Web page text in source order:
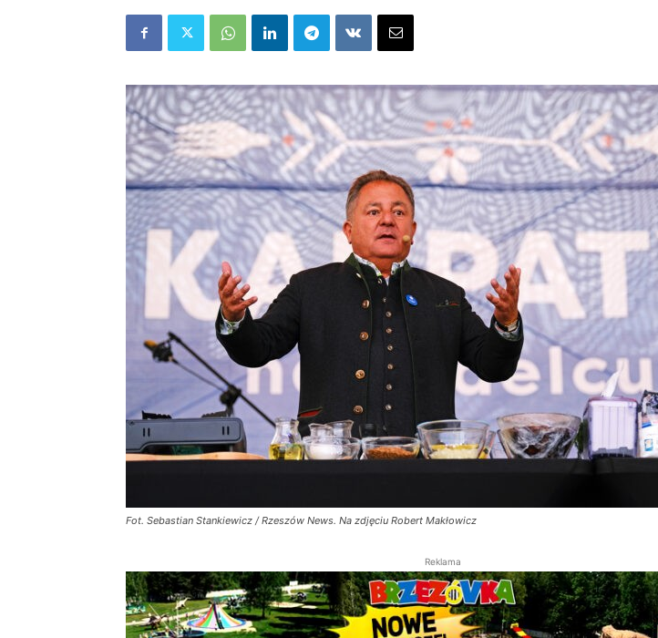
Fot. Sebastian Stankiewicz / Rzeszów News. Na zdjęciu Robert Makłowicz
Reklama